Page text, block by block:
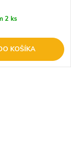
2 ks
KOŠÍKA